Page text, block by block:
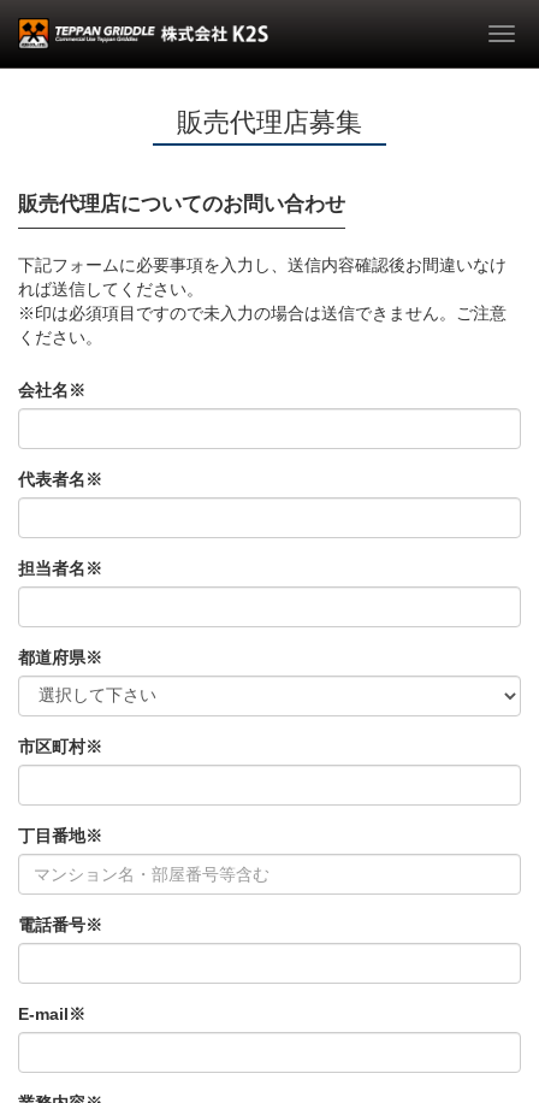
販売代理店募集
販売代理店についてのお問い合わせ
下記フォームに必要事項を入力し、送信内容確認後お間違いなけ
れば送信してください。
※印は必須項目ですので未入力の場合は送信できません。ご注意
ください。
会社名※
代表者名※
担当者名※
都道府県※
市区町村※
丁目番地※
電話番号※
E-mail※